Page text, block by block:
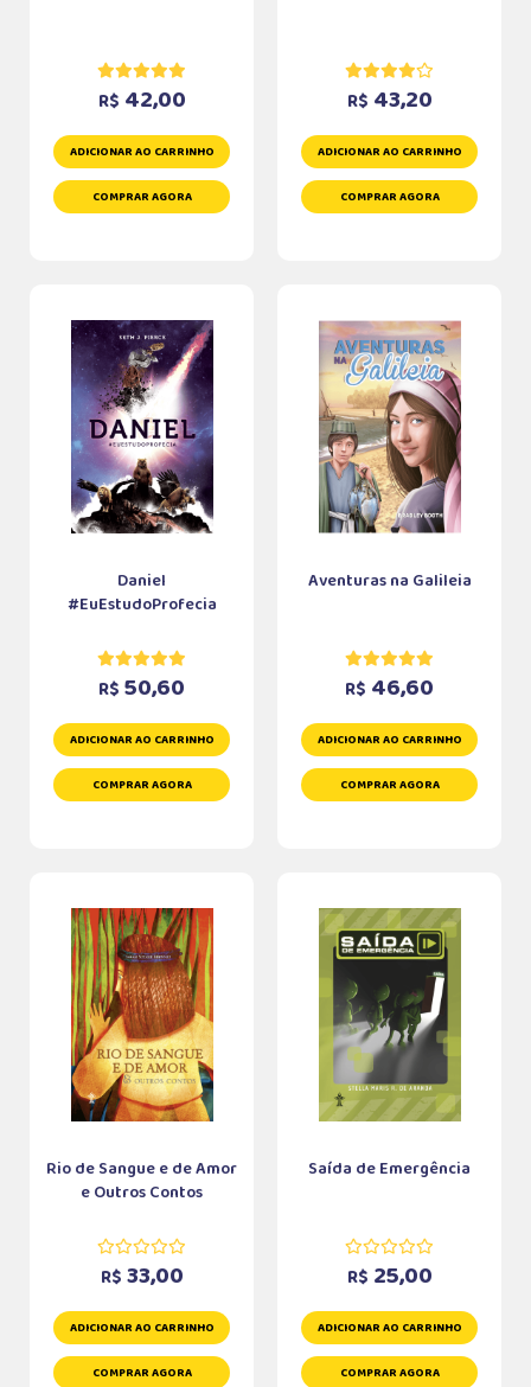
R$ 42,00
ADICIONAR AO CARRINHO
COMPRAR AGORA
R$ 43,20
ADICIONAR AO CARRINHO
COMPRAR AGORA
Daniel
#EuEstudoProfecia
R$ 50,60
ADICIONAR AO CARRINHO
COMPRAR AGORA
Aventuras na Galileia
R$ 46,60
ADICIONAR AO CARRINHO
COMPRAR AGORA
Rio de Sangue e de Amor
e Outros Contos
R$ 33,00
ADICIONAR AO CARRINHO
COMPRAR AGORA
Saída de Emergência
R$ 25,00
ADICIONAR AO CARRINHO
COMPRAR AGORA